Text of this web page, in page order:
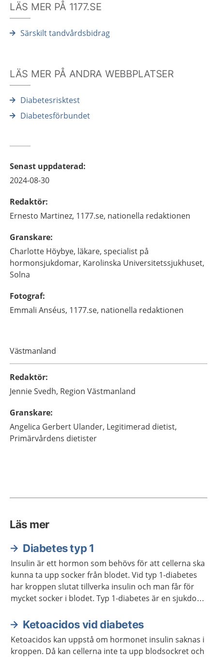
LÄS MER PÅ 1177.SE
Särskilt tandvårdsbidrag
LÄS MER PÅ ANDRA WEBBPLATSER
Diabetesrisktest
Diabetesförbundet
Senast uppdaterad:
2024-08-30
Redaktör:
Ernesto Martinez, 1177.se, nationella redaktionen
Granskare:
Charlotte Höybye, läkare, specialist på
hormonsjukdomar, Karolinska Universitetssjukhuset,
Solna
Fotograf:
Emmali Anséus, 1177.se, nationella redaktionen
Västmanland
Redaktör:
JennieSvedh, Region Västmanland
Granskare:
Angelica Gerbert Ulander, Legitimerad dietist,
Primärvårdens dietister
Läs mer
Diabetes typ 1
Insulin är ett hormon som behövs för att cellerna ska
kunna ta upp socker från blodet. Vid typ 1-diabetes
har kroppen slutat tillverka insulin och man får för
mycket socker i blodet. Typ 1-diabetes är en sjukdom
insulin och kontrollera blodsockret regelbundet.
Ketoacidos vid diabetes
Ketoacidos kan uppstå om hormonet insulin saknas i
kroppen. Då kan cellerna inte ta upp blodsockret och